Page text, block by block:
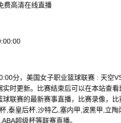
费高清在线直播
分，美国女子职业篮球联赛 : 天空
实时更新。比赛结束后可以在本站查
联赛的最新赛事直播，比赛录像，
,泰皇后杯,沙特乙,塞内甲,波黑甲,立
超级杯等联赛直播。